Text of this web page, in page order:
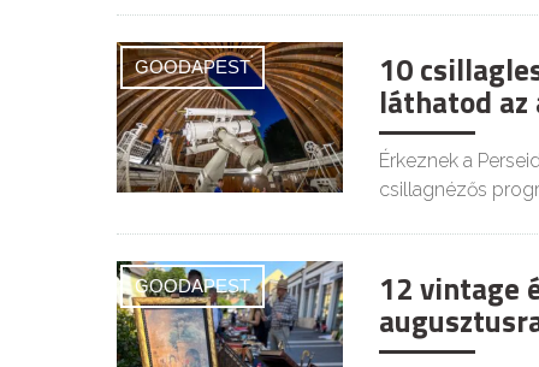
GOODAPEST 10
láthatod
Érkeznek a
csillagnézős
GOODAPEST 12 vintage